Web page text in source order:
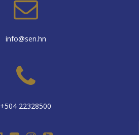
info@sen.hn
+504 22328500